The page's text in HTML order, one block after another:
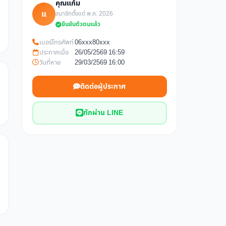
แ
คุณแก้ม
สมาชิกตั้งแต่ พ.ค. 2026
ยืนยันตัวตนแล้ว
เบอร์โทรศัพท์06xxx80xxx
ประกาศเมื่อ
26/05/2569 16:59
วันที่หาย
29/03/2569 16:00
ติดต่อผู้ประกาศ
ทักผ่าน LINE